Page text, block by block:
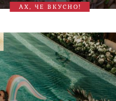
АХ, ЧЕ ВКУСНО!